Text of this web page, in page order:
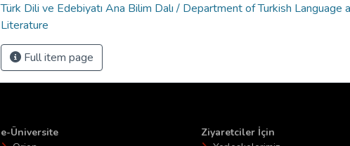
Türk Dili ve Edebiyatı Ana Bilim Dalı / Department of Turkish Language
Literature
Full item page
e-Üniversite
Ziyaretciler İçin